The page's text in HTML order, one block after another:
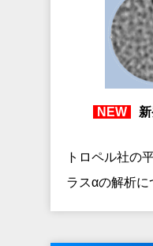
トロペル社の
ラスαの解析に